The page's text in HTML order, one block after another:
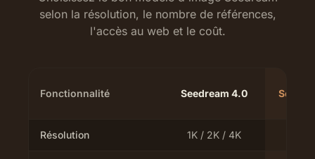
selon la résolution, le nombre de références,
l'accès au web et le coût.
Fonctionnalité Seedream 4.0
Résolution 1K / 2K / 4K